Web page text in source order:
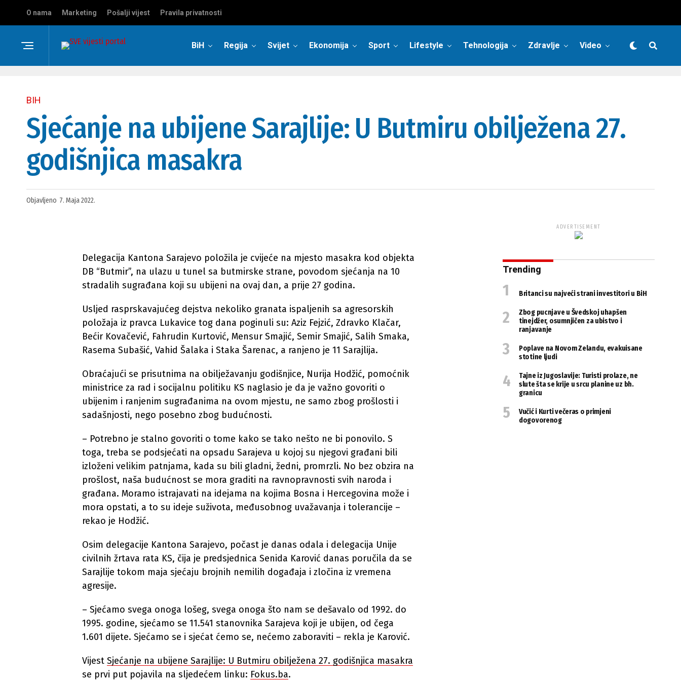
O nama Marketing Pošalji vijest Pravila privatnosti
BiH Regija Svijet Ekonomija Sport Lifestyle Tehnologija Zdravlje Video
BIH
Sjećanje na ubijene Sarajlije: U Butmiru obilježena 27.
godišnjica masakra
Objavljeno 7. Maja 2022.
Delegacija Kantona Sarajevo položila je cvijeće na mjesto masakra kod objekta
DB “Butmir”, na ulazu u tunel sa butmirske strane, povodom sjećanja na 10
stradalih sugrađana koji su ubijeni na ovaj dan, a prije 27 godina.
Usljed rasprskavajućeg dejstva nekoliko granata ispaljenih sa agresorskih
položaja iz pravca Lukavice tog dana poginuli su: Aziz Fejzić, Zdravko Klačar,
Bećir Kovačević, Fahrudin Kurtović, Mensur Smajić, Semir Smajić, Salih Smaka,
Rasema Subašić, Vahid Šalaka i Staka Šarenac, a ranjeno je 11 Sarajlija.
Obraćajući se prisutnima na obilježavanju godišnjice, Nurija Hodžić, pomoćnik
ministrice za rad i socijalnu politiku KS naglasio je da je važno govoriti o
ubijenim i ranjenim sugrađanima na ovom mjestu, ne samo zbog prošlosti i
sadašnjosti, nego posebno zbog budućnosti.
– Potrebno je stalno govoriti o tome kako se tako nešto ne bi ponovilo. S
toga, treba se podsjećati na opsadu Sarajeva u kojoj su njegovi građani bili
izloženi velikim patnjama, kada su bili gladni, žedni, promrzli. No bez obzira na
prošlost, naša budućnost se mora graditi na ravnopravnosti svih naroda i
građana. Moramo istrajavati na idejama na kojima Bosna i Hercegovina može i
mora opstati, a to su ideje suživota, međusobnog uvažavanja i tolerancije –
rekao je Hodžić.
Osim delegacije Kantona Sarajevo, počast je danas odala i delegacija Unije
civilnih žrtava rata KS, čija je predsjednica Senida Karović danas poručila da se
Sarajlije tokom maja sjećaju brojnih nemilih događaja i zločina iz vremena
agresije.
– Sjećamo svega onoga lošeg, svega onoga što nam se dešavalo od 1992. do
1995. godine, sjećamo se 11.541 stanovnika Sarajeva koji je ubijen, od čega
1.601 dijete. Sjećamo se i sjećat ćemo se, nećemo zaboraviti – rekla je Karović.
Vijest Sjećanje na ubijene Sarajlije: U Butmiru obilježena 27. godišnjica masakra
se prvi put pojavila na sljedećem linku: Fokus.ba.
ADVERTISEMENT
Trending
Britanci su najveći strani investitori u BiH
Zbog pucnjave u Švedskoj uhapšen
tinejdžer, osumnjičen za ubistvo i
ranjavanje
Poplave na Novom Zelandu, evakuisane
stotine ljudi
Tajne iz Jugoslavije: Turisti prolaze, ne
slute šta se krije u srcu planine uz bh.
granicu
Vučić i Kurti večeras o primjeni
dogovorenog